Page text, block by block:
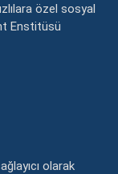
özel sosyal
Enstitüsü
olarak